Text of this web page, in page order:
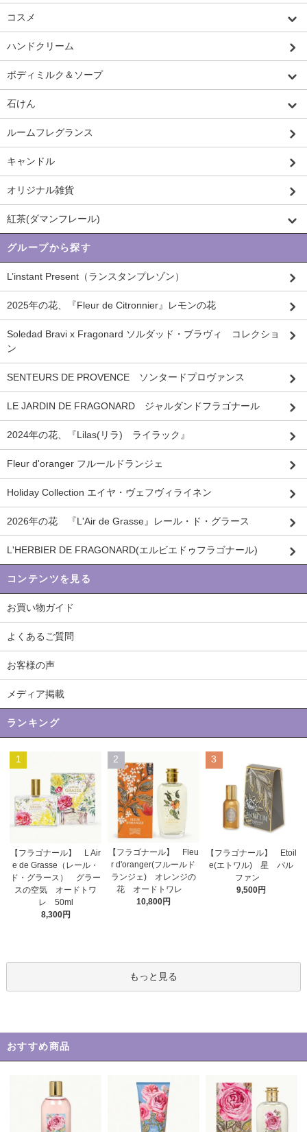
コスメ
ハンドクリーム
ボディミルク＆ソープ
石けん
ルームフレグランス
キャンドル
オリジナル雑貨
紅茶(ダマンフレール)
グループから探す
L’instant Present（ランスタンプレゾン）
2025年の花、『Fleur de Citronnier』レモンの花
Soledad Bravi x Fragonard ソルダッド・ブラヴィ コレクショ
ン
SENTEURS DE PROVENCE ソンタードプロヴァンス
LE JARDIN DE FRAGONARD ジャルダンドフラゴナール
2024年の花、『Lilas(リラ) ライラック』
Fleur d'oranger フルールドランジェ
Holiday Collection エイヤ・ヴェフヴィライネン
2026年の花 『L'Air de Grasse』レール・ド・グラース
L'HERBIER DE FRAGONARD(エルビエドゥフラゴナール)
コンテンツを見る
お買い物ガイド
よくあるご質問
お客様の声
メディア掲載
ランキング
1
【フラゴナール】 L Air
e de Grasse（レール・
ド・グラース） グラー
スの空気 オードトワ
レ 50ml
8,300円
2
【フラゴナール】 Fleu
r d'oranger(フルールド
ランジェ) オレンジの
花 オードトワレ
10,800円
3
【フラゴナール】 Etoil
e(エトワル) 星 パル
ファン
9,500円
もっと見る
おすすめ商品